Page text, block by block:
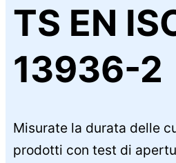
TS EN
13936-2
Misurate la durata delle
prodotti con test di